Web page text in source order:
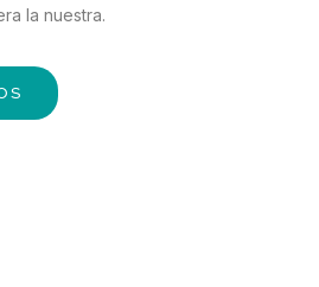
la nuestra.